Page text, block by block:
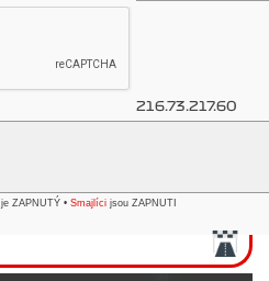
216.73.217.60
je ZAPNUTÝ • Smajlíci jsou ZAPNUTI